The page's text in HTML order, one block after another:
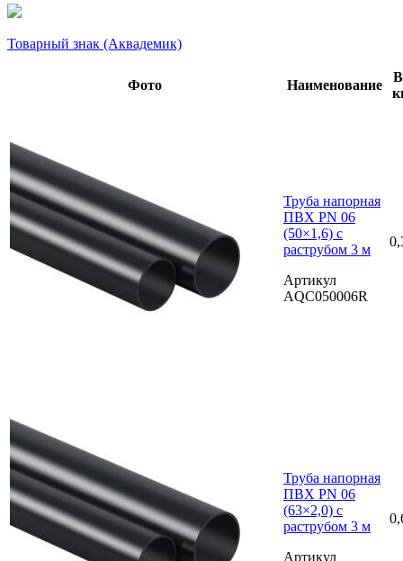
Товарный знак (Аквадемик)
Фото Наименование
Труба напорная
ПВХ PN 06
(50×1,6) с
раструбом 3 м
Артикул
AQC050006R
Труба напорная
ПВХ PN 06
(63×2,0) с
раструбом 3 м
Артикул